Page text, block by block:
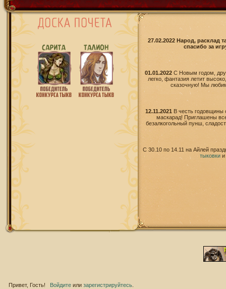
27.02.2022 Народ, расклад
спасибо за
01.01.2022 С Новым годом,
легко, фантазия летит
сказочную! Мы
12.11.2021
В честь годовщины
маскарад! Приглашены
безалкогольный пунш,
С 30.10 по 14.11 на Айлей
тыковкии
Привет, Гость! Войдитеили зарегистрируйтесь.